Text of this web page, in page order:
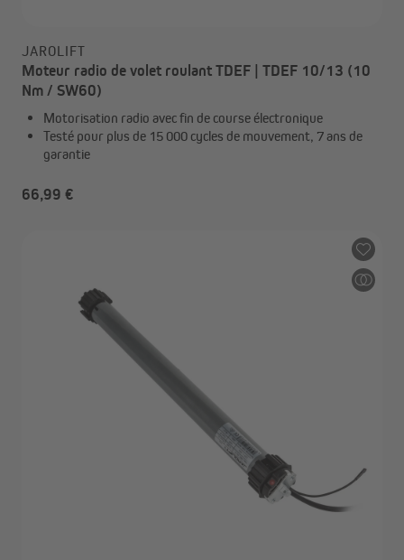
JAROLIFT
Moteur radio de volet roulant TDEF | TDEF 10/13 (10
Nm / SW60)
Motorisation radio avec fin de course électronique
Testé pour plus de 15 000 cycles de mouvement, 7 ans de
garantie
66,99 €